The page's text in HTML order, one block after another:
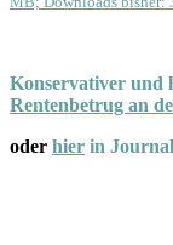
Konservativer und
Rentenbetrug an
oder hier in